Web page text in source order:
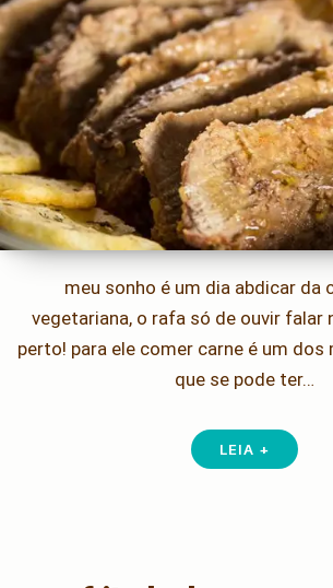
meu sonho é um dia abdicar da
vegetariana, o rafa só de ouvir falar
perto! para ele comer carne é um dos
que se pode ter…
LEIA +